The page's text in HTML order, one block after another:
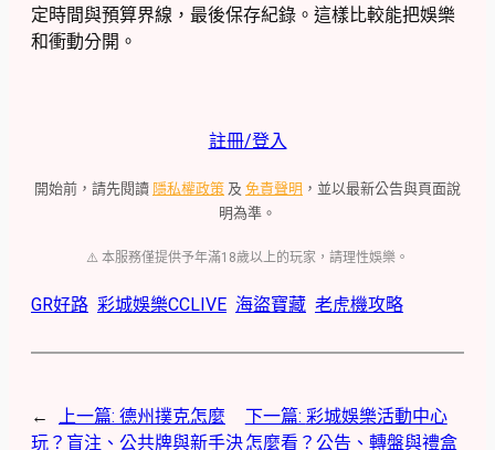
定時間與預算界線，最後保存紀錄。這樣比較能把娛樂
和衝動分開。
註冊/登入
開始前，請先閱讀 隱私權政策 及 免責聲明 ，並以最新公告與頁面說
明為準。
⚠️ 本服務僅提供予年滿18歲以上的玩家，請理性娛樂。
GR好路 彩城娛樂CCLIVE 海盜寶藏 老虎機攻略
← 上一篇: 德州撲克怎麼
玩？盲注、公共牌與新手決
下一篇: 彩城娛樂活動中心
怎麼看？公告、轉盤與禮盒